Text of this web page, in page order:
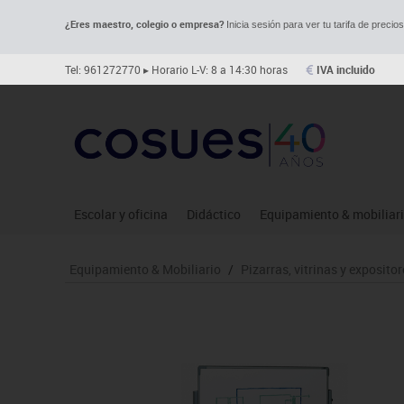
¿Eres maestro, colegio o empresa?Inicia sesión para ver tu tarifa de precios.
Tel: 961272770 ▸ Horario L-V: 8 a 14:30 horas IVA incluido
Escolar y oficina
Archivo
Didáctico
Asociación y atención
Espacios multisensoriales
Juegos heurísticos
Equipamiento &
Aulas entornos naturales
Muebles escolares
Percheros, baldas y
Equipamiento & Mobiliario / Pizarras, vitrinas y